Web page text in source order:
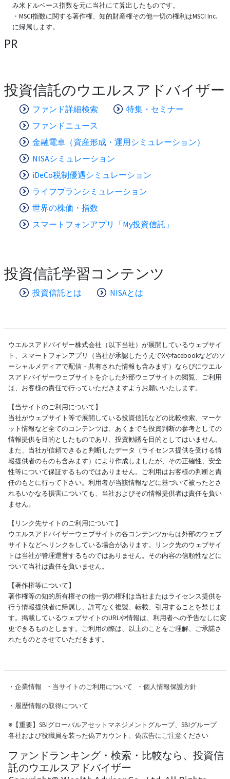
み米ドルベース指数を元に当社にて算出したものです。
・MSCI指数に関する著作権、知的財産権その他一切の権利はMSCI Inc.
に帰属します。
PR
投資信託のウエルスアドバイザー
ファンド詳細検索
特集・セミナー
ファンドニュース
金融電卓（資産形成・運用シミュレーション）
NISAシミュレーション
iDeCo税制優遇シミュレーション
ライフプランシミュレーション
世界の株価・指数
スマートフォンアプリ「My投資信託」
投資信託学習コンテンツ
投資信託とは NISAとは
ウエルスアドバイザー株式会社（以下当社）が展開しているウェブサイ
ト、スマートフォンアプリ（当社が承認したうえでXやfacebookなどのソ
ーシャルメディアで配信・共有された情報も含みます）ならびにウエル
スアドバイザーウェブサイトを介した外部ウェブサイトの閲覧、ご利用
は、お客様の責任で行っていただきますようお願いいたします。
【当サイトのご利用について】
当社がウェブサイト等で展開している投資信託などの比較検索、マーケ
ット情報など全てのコンテンツは、あくまでも投資判断の参考としての
情報提供を目的としたものであり、投資勧誘を目的としてはいません。
また、当社が信頼できると判断したデータ（ライセンス提供を受ける情
報提供者のものも含みます）により作成しましたが、その正確性、安全
性等について保証するものではありません。ご利用はお客様の判断と責
任のもとに行って下さい。利用者が当該情報などに基づいて被ったとさ
れるいかなる損害についても、当社およびその情報提供者は責任を負い
ません。
【リンク先サイトのご利用について】
ウエルスアドバイザーウェブサイトの各コンテンツからは外部のウェブ
サイトなどへリンクをしている場合があります。リンク先のウェブサイ
トは当社が管理運営するものではありません。その内容の信頼性などに
ついて当社は責任を負いません。
【著作権等について】
著作権等の知的所有権その他一切の権利は当社またはライセンス提供を
行う情報提供者に帰属し、許可なく複製、転載、引用することを禁じま
す。掲載しているウェブサイトのURLや情報は、利用者への予告なしに変
更できるものとします。ご利用の際は、以上のことをご理解、ご承諾さ
れたものとさせていただきます。
・ 企業情報 ・ 当サイトのご利用について ・ 個人情報保護方針
・ 履歴情報の取得について
※【重要】SBIグローバルアセットマネジメントグループ、SBIグループ
各社および役職員を装った偽アカウント、偽広告にご注意ください
ファンドランキング・検索・比較なら、投資信
託のウエルスアドバイザー